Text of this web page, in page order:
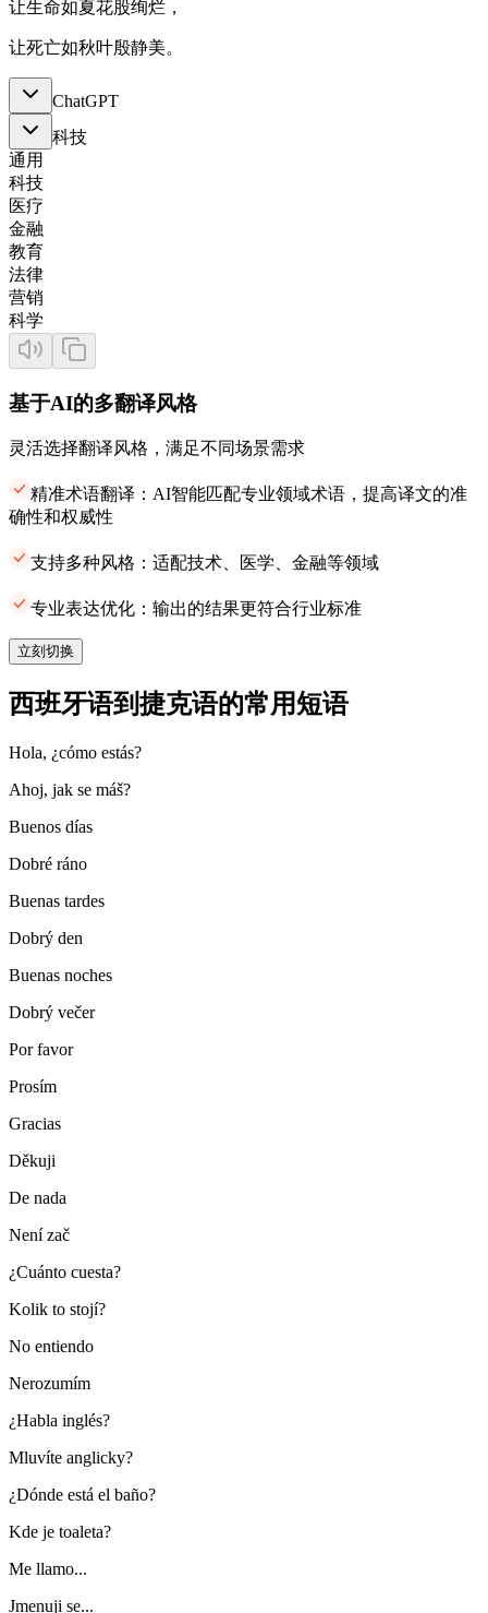
让生命如夏花股绚烂，
让死亡如秋叶殷静美。
ChatGPT
科技
通用
科技
医疗
金融
教育
法律
营销
科学
基于AI的多翻译风格
灵活选择翻译风格，满足不同场景需求
精准术语翻译：AI智能匹配专业领域术语，提高译文的准
确性和权威性
支持多种风格：适配技术、医学、金融等领域
专业表达优化：输出的结果更符合行业标准
立刻切换
西班牙语到捷克语的常用短语
Hola, ¿cómo estás?
Ahoj, jak se máš?
Buenos días
Dobré ráno
Buenas tardes
Dobrý den
Buenas noches
Dobrý večer
Por favor
Prosím
Gracias
Děkuji
De nada
Není zač
¿Cuánto cuesta?
Kolik to stojí?
No entiendo
Nerozumím
¿Habla inglés?
Mluvíte anglicky?
¿Dónde está el baño?
Kde je toaleta?
Me llamo...
Jmenuji se...